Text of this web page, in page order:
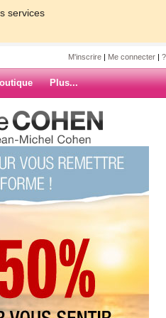
services
M'inscrire | Me connecter |
Plus...